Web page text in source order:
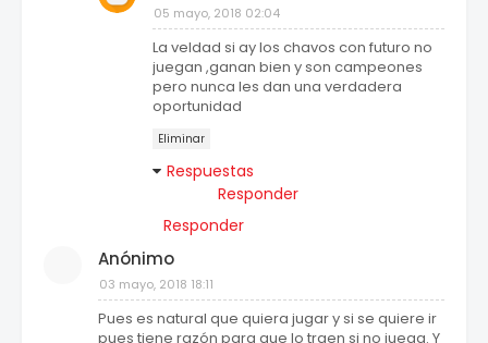
05 mayo, 2018 02:04
La veldad si ay los chavos con futuro no
juegan ,ganan bien y son campeones
pero nunca les dan una verdadera
oportunidad
Eliminar
Respuestas
Responder
Responder
Anónimo
03 mayo, 2018 18:11
Pues es natural que quiera jugar y si se quiere ir
pues tiene razón para que lo traen si no juega. Y